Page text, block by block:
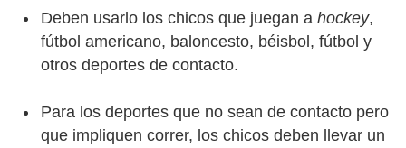
Deben usarlo los chicos que juegan a hockey,
fútbol americano, baloncesto, béisbol, fútbol y
otros deportes de contacto.
Para los deportes que no sean de contacto pero
que impliquen correr, los chicos deben llevar un